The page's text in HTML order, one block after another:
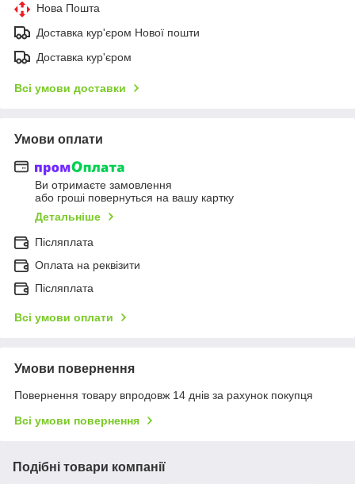
Нова Пошта
Доставка кур'єром Нової пошти
Доставка кур'єром
Всі умови доставки
Умови оплати
Ви отримаєте замовлення
або гроші повернуться на вашу картку
Детальніше
Післяплата
Оплата на реквізити
Післяплата
Всі умови оплати
Умови повернення
Повернення товару впродовж 14 днів за рахунок покупця
Всі умови повернення
Подібні товари компанії